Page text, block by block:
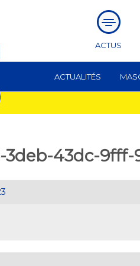
ACTUS
ACTUALITÉS
3deb-43dc-9fff-